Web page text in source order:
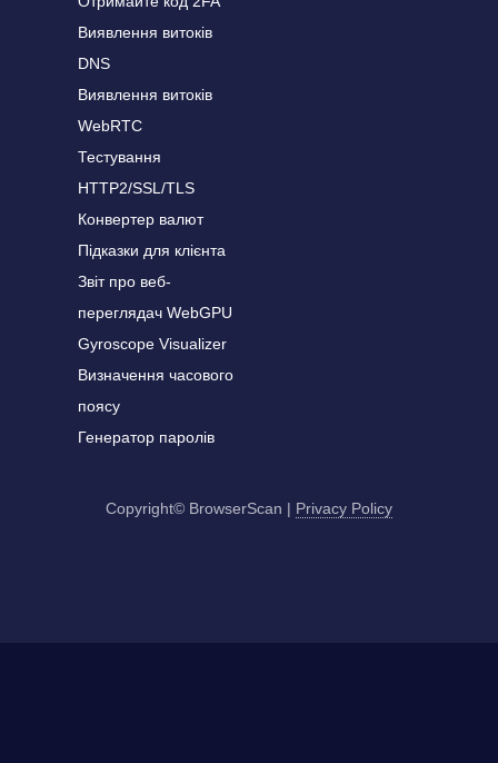
Виявлення витоків
DNS
Виявлення витоків
WebRTC
Тестування
HTTP2/SSL/TLS
Конвертер валют
Підказки для клієнта
Звіт про веб-
переглядач WebGPU
Gyroscope Visualizer
Визначення часового
поясу
Генератор паролів
Copyright© BrowserScan | Privacy Policy